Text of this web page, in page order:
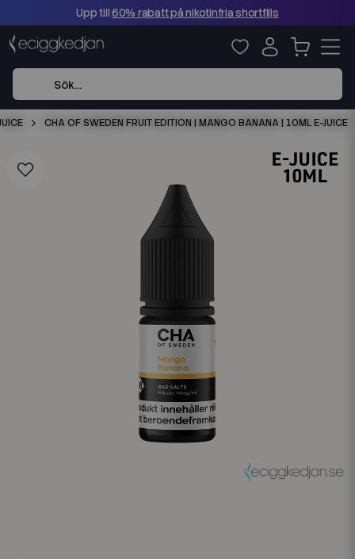
Upp till60% rabatt på nikotinfria shortfills
CHA OF SWEDEN FRUIT EDITION | MANGO BANANA | 10ML E-JUICE